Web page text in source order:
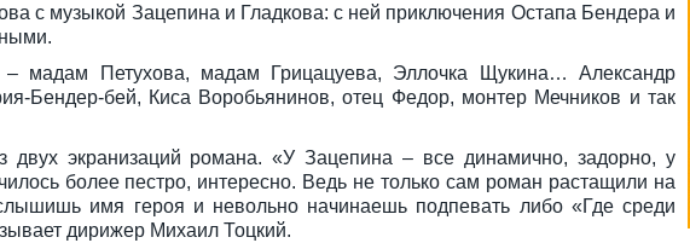
с музыкой Зацепина и Гладкова: с ней приключения Остапа Бендера и
мадам Петухова, мадам Грицацуева, Эллочка Щукина… Александр
Бендер-бей, Киса Воробьянинов, отец Федор, монтер Мечников и так
двух экранизаций романа. «У Зацепина – все динамично, задорно, у
более пестро, интересно. Ведь не только сам роман растащили на
имя героя и невольно начинаешь подпевать либо «Где среди
дирижер Михаил Тоцкий.